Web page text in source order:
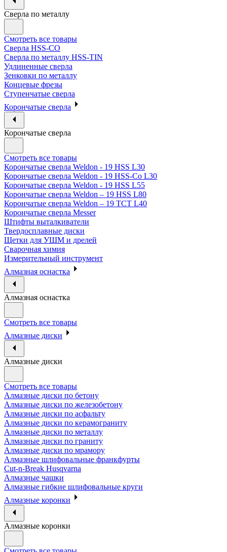
Сверла по металлу
Смотреть все товары
Сверла HSS-CO
Сверла по металлу HSS-TIN
Удлиненные сверла
Зенковки по металлу
Концевые фрезы
Ступенчатые сверла
Корончатые сверла
Корончатые сверла
Смотреть все товары
Корончатые сверла Weldon - 19 HSS L30
Корончатые сверла Weldon - 19 HSS-Co L30
Корончатые сверла Weldon - 19 HSS L55
Корончатые сверла Weldon – 19 HSS L80
Корончатые сверла Weldon – 19 TCT L40
Корончатые сверла Messer
Штифты выталкиватели
Твердосплавные диски
Щетки для УШМ и дрелей
Сварочная химия
Измерительный инструмент
Алмазная оснастка
Алмазная оснастка
Смотреть все товары
Алмазные диски
Алмазные диски
Смотреть все товары
Алмазные диски по бетону
Алмазные диски по железобетону
Алмазные диски по асфальту
Алмазные диски по керамограниту
Алмазные диски по металлу
Алмазные диски по граниту
Алмазные диски по мрамору
Алмазные шлифовальные франкфурты
Cut-n-Break Husqvarna
Алмазные чашки
Алмазные гибкие шлифовальные круги
Алмазные коронки
Алмазные коронки